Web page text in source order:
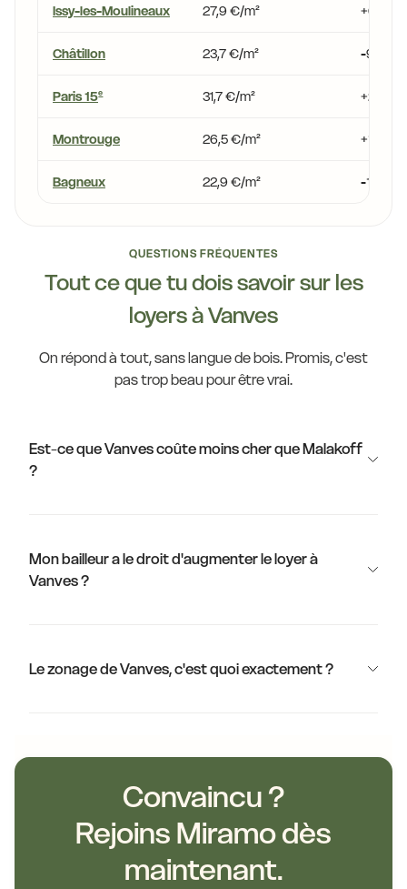
Issy-les-Moulineaux 27,9 €/m² +6,1 %
Châtillon 23,7 €/m² -9,9 %
Paris 15e 31,7 €/m² +20,8 %
Montrouge 26,5 €/m² +1,0 %
Bagneux 22,9 €/m² -13,0 %
QUESTIONS FRÉQUENTES
Tout ce que tu dois savoir sur les
loyers à Vanves
On répond à tout, sans langue de bois. Promis, c'est
pas trop beau pour être vrai.
Est-ce que Vanves coûte moins cher que Malakoff
?
Mon bailleur a le droit d'augmenter le loyer à
Vanves ?
Le zonage de Vanves, c'est quoi exactement ?
Convaincu ?
Rejoins Miramo dès
maintenant.